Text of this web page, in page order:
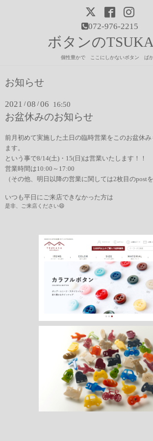
072-976-2215
ボタンの
個性豊かで ここにしかないボタン ば
お知らせ
2021 /08 /06 16:50
お盆休みのお知らせ
前月初めて実施した土日の臨時営業をこのお盆休
ます。
という事で8/14(土)・15(日)は営業いたします！！
営業時間は10:00～17:00
（その他、明日以降の営業に関しては2枚目のpost
いつも平日にご来店できなかった方は
是非、ご来店ください😄